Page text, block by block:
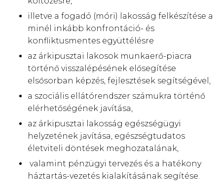
illetve a fogadó (móri) lakosság felkészítése a
minél inkább konfrontáció- és
konfliktusmentes együttélésre
az árkipusztai lakosok munkaerő-piacra
történő visszalépésének elősegítése
elsősorban képzés, fejlesztések segítségével,
a szociális ellátórendszer számukra történő
elérhetőségének javítása,
az árkipusztai lakosság egészségügyi
helyzetének javítása, egészségtudatos
életviteli döntések meghozatalának,
valamint pénzügyi tervezés és a hatékony
háztartás-vezetés kialakításának segítése.